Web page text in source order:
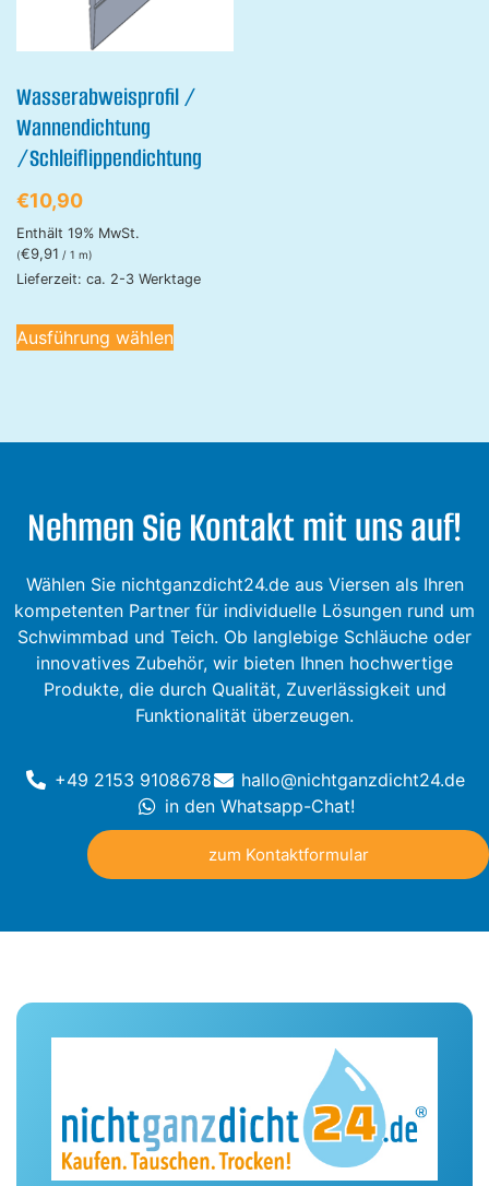
Wasserabweisprofil /
Wannendichtung
/Schleiflippendichtung
€10,90
Enthält 19% MwSt.
(€9,91 / 1 m)
Lieferzeit: ca. 2-3 Werktage
Ausführung wählen
Nehmen Sie Kontakt mit uns auf!
Wählen Sie nichtganzdicht24.de aus Viersen als Ihren
kompetenten Partner für individuelle Lösungen rund um
Schwimmbad und Teich. Ob langlebige Schläuche oder
innovatives Zubehör, wir bieten Ihnen hochwertige
Produkte, die durch Qualität, Zuverlässigkeit und
Funktionalität überzeugen.
+49 2153 9108678
hallo@nichtganzdicht24.de
in den Whatsapp-Chat!
zum Kontaktformular